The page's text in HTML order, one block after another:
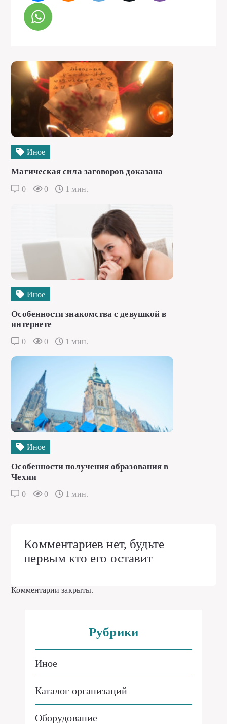
Иное
Магическая сила заговоров доказана
0 0 1 мин.
Иное
Особенности знакомства с девушкой в
интернете
0 0 1 мин.
Иное
Особенности получения образования в
Чехии
0 0 1 мин.
Комментариев нет, будьте
первым кто его оставит
Комментарии закрыты.
Рубрики
Иное
Каталог организаций
Оборудование